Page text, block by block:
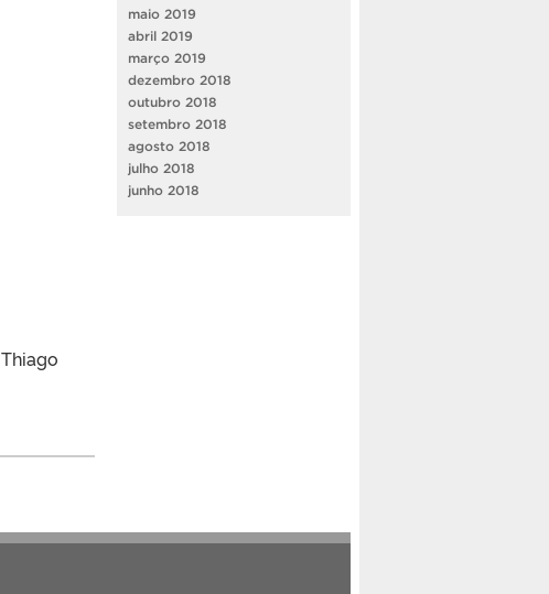
maio 2019
abril 2019
março 2019
dezembro 2018
outubro 2018
setembro 2018
agosto 2018
julho 2018
junho 2018